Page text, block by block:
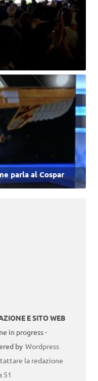
parla al Cospar
E SITO WEB
in progress -
by Wordpress
la redazione
51